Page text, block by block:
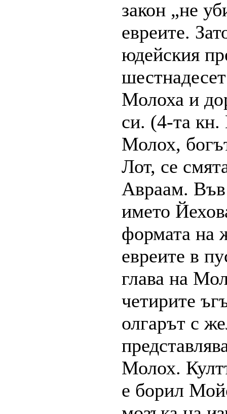
закон „не
евреите.
юдейския
Молоха и
си. (4-та кн.
Молох,
Лот, се
Авраам. Във
името
формата на
евреите в
глава на
четирите
олгарът с
Молох.
е борил